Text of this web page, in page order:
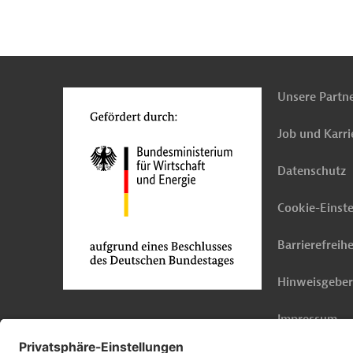
Unsere
Job und
Datenschutz
Cookie-
Impressum